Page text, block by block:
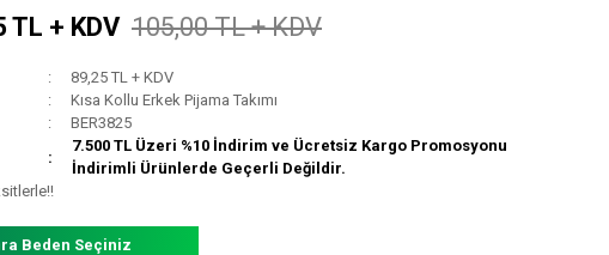
TL + KDV 105,00 TL + KDV
89,25 TL + KDV
Kısa Kollu Erkek Pijama Takımı
BER3825
7.500 TL Üzeri %10 İndirim ve Ücretsiz Kargo Promosyonu
İndirimli Ürünlerde Geçerli Değildir.
Beden Seçiniz